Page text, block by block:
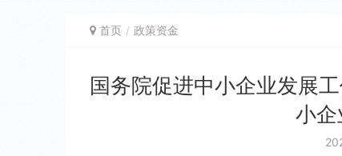
首页 政策资金
国务院促进中小企业发展
小